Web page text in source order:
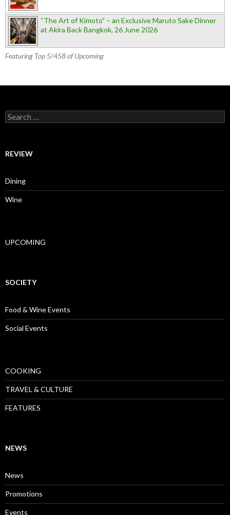
“The Art of Kimoto” – an Exclusive Maruto Sake Dinner
at Akira Back Bangkok, 26 June 2026
Featuring Top 5/458 of Upcoming
Search for:
REVIEW
Dining
Wine
UPCOMING
SOCIETY
Food & Wine Events
Social Events
COOKING
TRAVEL & CULTURE
FEATURES
NEWS
News
Promotions
Events